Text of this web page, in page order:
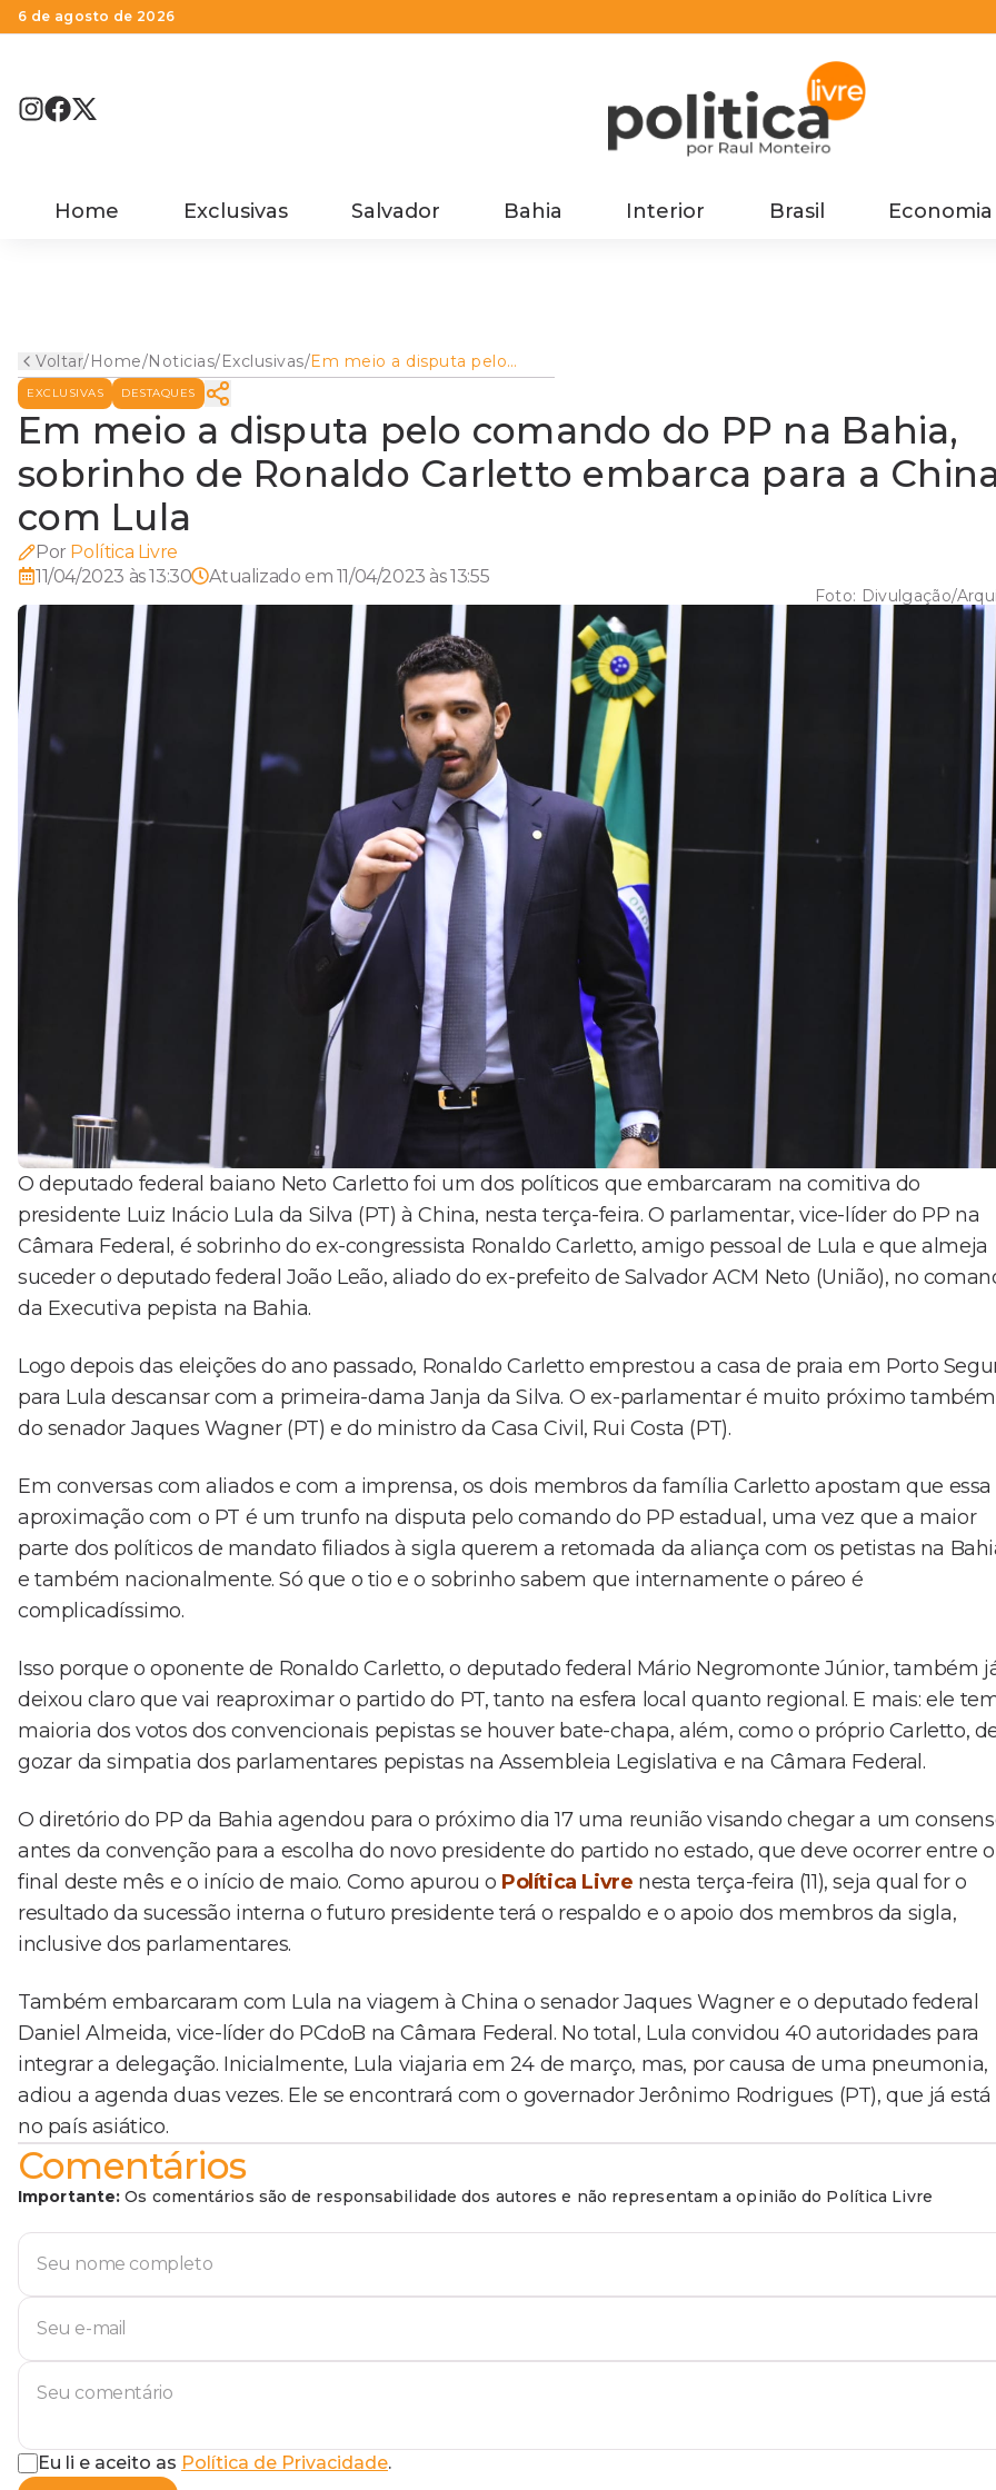
6 de agosto de 2026
Home Exclusivas Salvador Bahia Interior Brasil Economia
Voltar/Home/Noticias/Exclusivas/Em meio a disputa pelo
comando do PP na Bahia,
embarca para a China com
Lula
EXCLUSIVAS DESTAQUES
Em meio a disputa pelo comando do PP na Bahia,
sobrinho de Ronaldo Carletto embarca para a
com Lula
Por Política Livre
11/04/2023 às 13:30
Atualizado em 11/04/2023 às 13:55
Foto: Divulgação/
O deputado federal baiano Neto Carletto foi um dos políticos que embarcaram na comitiva do
presidente Luiz Inácio Lula da Silva (PT) à China, nesta terça-feira. O parlamentar, vice-líder do PP na
Câmara Federal, é sobrinho do ex-congressista Ronaldo Carletto, amigo pessoal de Lula e que almeja
suceder o deputado federal João Leão, aliado do ex-prefeito de Salvador ACM Neto (União), no
da Executiva pepista na Bahia.
Logo depois das eleições do ano passado, Ronaldo Carletto emprestou a casa de praia em Porto
para Lula descansar com a primeira-dama Janja da Silva. O ex-parlamentar é muito próximo também
do senador Jaques Wagner (PT) e do ministro da Casa Civil, Rui Costa (PT).
Em conversas com aliados e com a imprensa, os dois membros da família Carletto apostam que essa
aproximação com o PT é um trunfo na disputa pelo comando do PP estadual, uma vez que a maior
parte dos políticos de mandato filiados à sigla querem a retomada da aliança com os petistas na
e também nacionalmente. Só que o tio e o sobrinho sabem que internamente o páreo é
complicadíssimo.
Isso porque o oponente de Ronaldo Carletto, o deputado federal Mário Negromonte Júnior, também
deixou claro que vai reaproximar o partido do PT, tanto na esfera local quanto regional. E mais: ele
maioria dos votos dos convencionais pepistas se houver bate-chapa, além, como o próprio Carletto,
gozar da simpatia dos parlamentares pepistas na Assembleia Legislativa e na Câmara Federal.
O diretório do PP da Bahia agendou para o próximo dia 17 uma reunião visando chegar a um
antes da convenção para a escolha do novo presidente do partido no estado, que deve ocorrer entre o
final deste mês e o início de maio. Como apurou o Política Livre nesta terça-feira (11), seja qual for o
resultado da sucessão interna o futuro presidente terá o respaldo e o apoio dos membros da sigla,
inclusive dos parlamentares.
Também embarcaram com Lula na viagem à China o senador Jaques Wagner e o deputado federal
Daniel Almeida, vice-líder do PCdoB na Câmara Federal. No total, Lula convidou 40 autoridades para
integrar a delegação. Inicialmente, Lula viajaria em 24 de março, mas, por causa de uma pneumonia,
adiou a agenda duas vezes. Ele se encontrará com o governador Jerônimo Rodrigues (PT), que já está
no país asiático.
Comentários
Importante: Os comentários são de responsabilidade dos autores e não representam a opinião do Política Livre
Eu li e aceito as Política de Privacidade.